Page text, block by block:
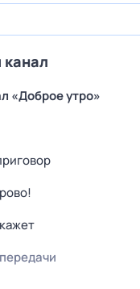
«Доброе утро»